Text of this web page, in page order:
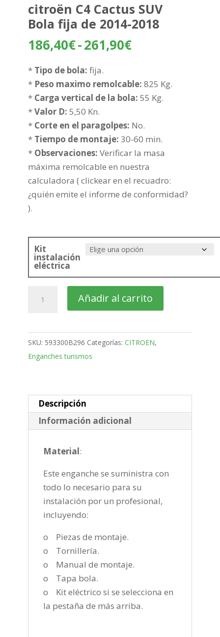
citroën C4 Cactus SUV
Bola fija de 2014-2018
186,40€-261,90€Rango
desde
186,40€
261,90€
* Tipo de bola: fija.
* Peso maximo remolcable: 825 Kg.
* Carga vertical de la bola: 55 Kg.
*Valor D: 5,50 Kn.
* Corte en el paragolpes: No.
* Tiempo de montaje: 30-60 min.
* Observaciones: Verificar la masa
máxima remolcable en nuestra
calculadora ( clickear en el recuadro:
¿quién emite el informe de conformidad?
).
Kit
instalación
eléctrica
SUV
Bola
fija
2018
cantidad
Añadir al carrito
SKU: 593300B296 Categorías: CITROEN,
Enganches turismos
Descripción
Información adicional
Material:
Este enganche se suministra con
todo lo necesario para su
instalación por un profesional,
incluyendo:
o Piezas de montaje.
o Tornillería.
o Manual de montaje.
o Tapa bola.
o Kit eléctrico si se selecciona en
la pestaña de más arriba.